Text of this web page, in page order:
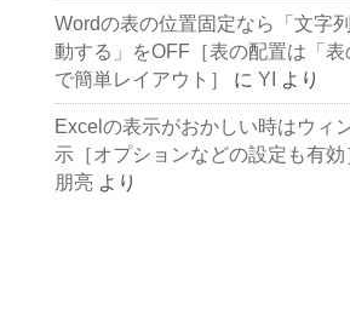
Wordの表の位置固定なら「文字
動する」をOFF［表の配置は「表
で簡単レイアウト］
に YI より
Excelの表示がおかしい時はウィ
示［オプションなどの設定も有効
朋亮 より